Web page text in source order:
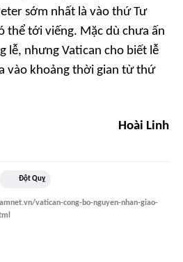
sớm nhất là vào thứ Tư
thể tới viếng. Mặc dù chưa ấn
lễ, nhưng Vatican cho biết lễ
vào khoảng thời gian từ thứ
Hoài Linh
Đột Quỵ
vatican-cong-bo-nguyen-nhan-giao-